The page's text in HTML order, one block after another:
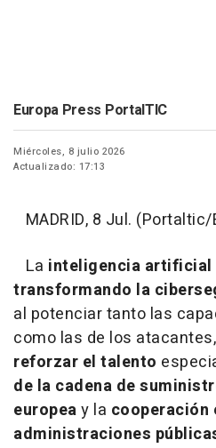
Europa Press PortalTIC
Miércoles, 8 julio 2026
Actualizado: 17:13
MADRID, 8 Jul. (Portaltic/
La inteligencia artificial
transformando la
al potenciar tanto las
como las de los
reforzar el talento
de la cadena de
europeay la cooperación
administraciones